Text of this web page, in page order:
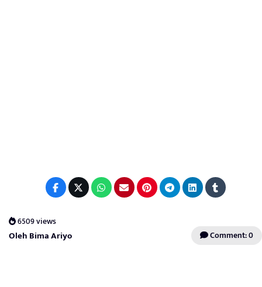
6509 views
Oleh Bima Ariyo Comment: 0